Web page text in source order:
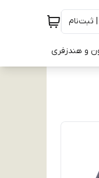
ثبت‌نام
و هندزفری